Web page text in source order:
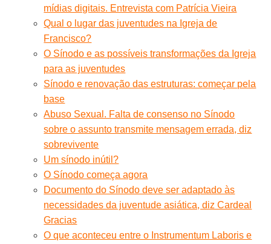
mídias digitais. Entrevista com Patrícia Vieira
Qual o lugar das juventudes na Igreja de
Francisco?
O Sínodo e as possíveis transformações da Igreja
para as juventudes
Sínodo e renovação das estruturas: começar pela
base
Abuso Sexual. Falta de consenso no Sínodo
sobre o assunto transmite mensagem errada, diz
sobrevivente
Um sínodo inútil?
O Sínodo começa agora
Documento do Sínodo deve ser adaptado às
necessidades da juventude asiática, diz Cardeal
Gracias
O que aconteceu entre o Instrumentum Laboris e